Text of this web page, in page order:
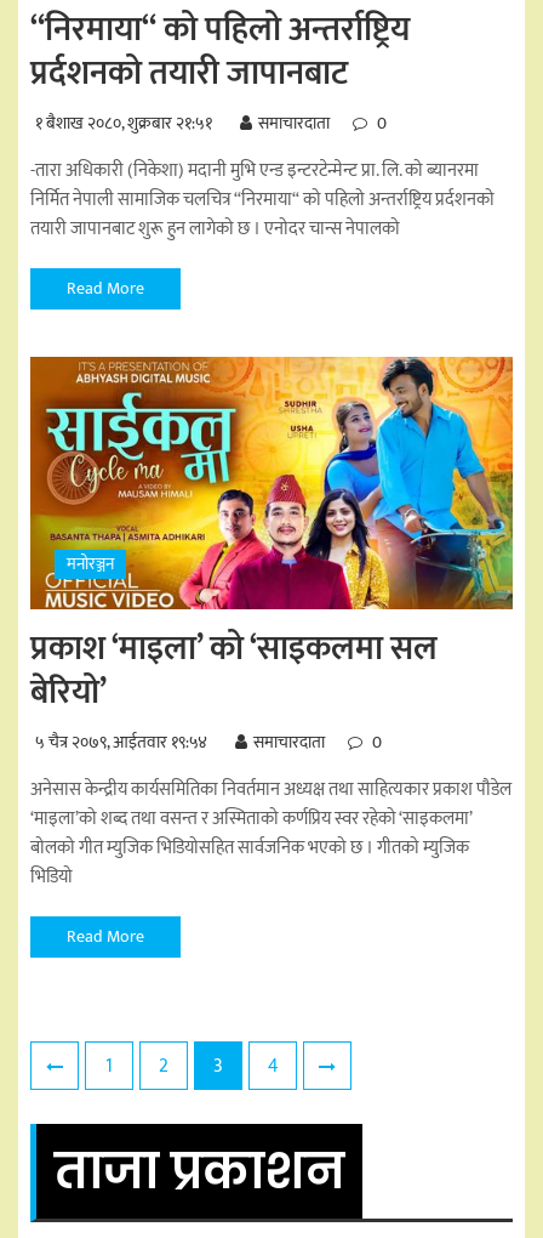
“निरमाया“ को पहिलो अन्तर्राष्ट्रिय
प्रर्दशनको तयारी जापानबाट
१ बैशाख २०८०, शुक्रबार २१:५१ समाचारदाता 0
-तारा अधिकारी (निकेशा) मदानी मुभि एन्ड इन्टरटेन्मेन्ट प्रा. लि. को ब्यानरमा
निर्मित नेपाली सामाजिक चलचित्र “निरमाया“ को पहिलो अन्तर्राष्ट्रिय प्रर्दशनको
तयारी जापानबाट शुरू हुन लागेको छ । एनोदर चान्स नेपालको
Read More
मनोरञ्जन
प्रकाश ‘माइला’ को ‘साइकलमा सल
बेरियो’
५ चैत्र २०७९, आईतवार १९:५४ समाचारदाता 0
अनेसास केन्द्रीय कार्यसमितिका निवर्तमान अध्यक्ष तथा साहित्यकार प्रकाश पौडेल
‘माइला’को शब्द तथा वसन्त र अस्मिताको कर्णप्रिय स्वर रहेको ‘साइकलमा’
बोलको गीत म्युजिक भिडियोसहित सार्वजनिक भएको छ । गीतको म्युजिक
भिडियो
Read More
Posts
pagination
1 2 3 4
ताजा प्रकाशन